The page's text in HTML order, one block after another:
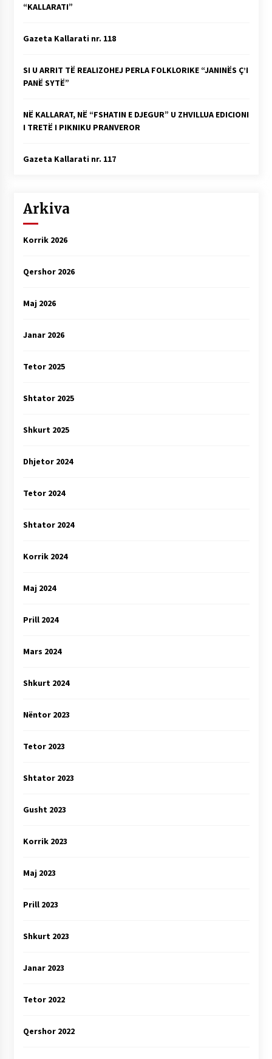
“KALLARATI”
Gazeta Kallarati nr. 118
SI U ARRIT TË REALIZOHEJ PERLA FOLKLORIKE “JANINËS Ç’I
PANË SYTË”
NË KALLARAT, NË “FSHATIN E DJEGUR” U ZHVILLUA EDICIONI
I TRETË I PIKNIKU PRANVEROR
Gazeta Kallarati nr. 117
Arkiva
Korrik 2026
Qershor 2026
Maj 2026
Janar 2026
Tetor 2025
Shtator 2025
Shkurt 2025
Dhjetor 2024
Tetor 2024
Shtator 2024
Korrik 2024
Maj 2024
Prill 2024
Mars 2024
Shkurt 2024
Nëntor 2023
Tetor 2023
Shtator 2023
Gusht 2023
Korrik 2023
Maj 2023
Prill 2023
Shkurt 2023
Janar 2023
Tetor 2022
Qershor 2022